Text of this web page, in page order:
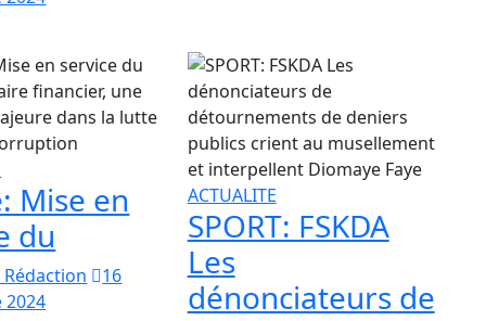
Mise en
du
Rédaction
16
ACTUALITE
SPORT: FSKDA
Les
dénonciateurs de